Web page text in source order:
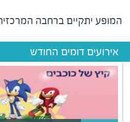
המופע יתקיים ברחבה
אירועים דומים החודש